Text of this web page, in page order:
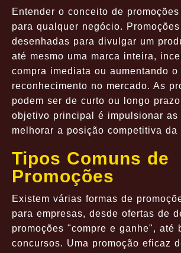
Entender o conceito de promoções
para qualquer negócio.
desenhadas para divulgar um
até mesmo uma marca inteira,
compra imediata ou aumentando o
reconhecimento no mercado. As
podem ser de curto ou longo
objetivo principal é impulsionar as
melhorar a posição competitiva da
Tipos Comuns de
Promoções
Existem várias formas de
para empresas, desde ofertas de
promoções "compre e ganhe", até
concursos. Uma promoção eficaz